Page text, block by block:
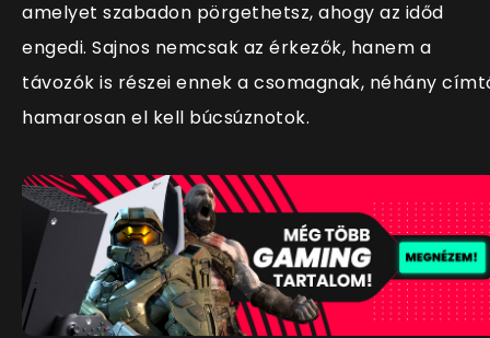
amelyet szabadon pörgethetsz, ahogy az időd
engedi. Sajnos nemcsak az érkezők, hanem a
távozók is részei ennek a csomagnak, néhány
hamarosan el kell búcsúznotok.